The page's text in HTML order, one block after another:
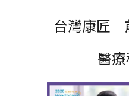
台灣康匠
醫